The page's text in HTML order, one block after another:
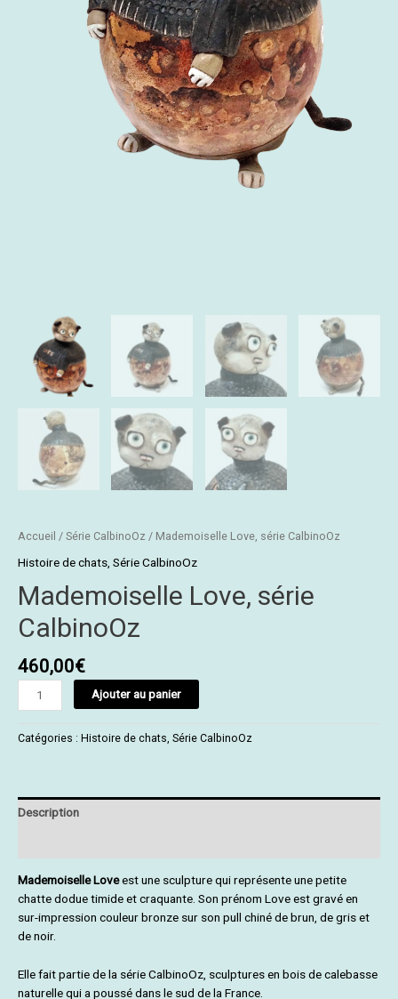
Accueil / Série CalbinoOz / Mademoiselle Love, série CalbinoOz
Histoire de chats Série CalbinoOz
Mademoiselle Love, série
CalbinoOz
460,00€
Ajouter au panier
Catégories : Histoire de chats, Série CalbinoOz
Description
Mademoiselle Loveest une sculpture qui représente une petite
chatte dodue timide et craquante. Son prénom Love est gravé en
sur-impression couleur bronze sur son pull chiné de brun, de gris et
de noir.
Elle fait partie de la série CalbinoOz, sculptures en bois de calebasse
naturelle qui a poussé dans le sud de la France.